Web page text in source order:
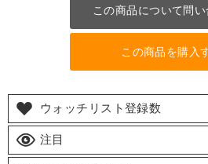
この商品について問
この商品を購入
ウォッチリスト登録数
注目